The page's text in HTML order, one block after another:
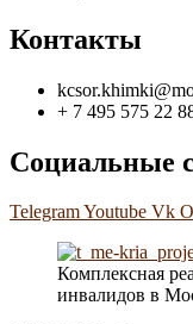
Контакты
+ 7 495 575 22
Социальные
TelegramYoutube Vk
Комплексная
инвалидов в